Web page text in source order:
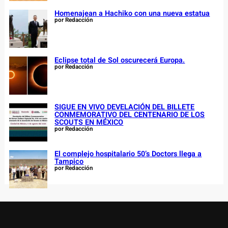
Homenajean a Hachiko con una nueva estatua
por Redacción
Eclipse total de Sol oscurecerá Europa.
por Redacción
SIGUE EN VIVO DEVELACIÓN DEL BILLETE
CONMEMORATIVO DEL CENTENARIO DE LOS
SCOUTS EN MÉXICO
por Redacción
El complejo hospitalario 50’s Doctors llega a
Tampico
por Redacción